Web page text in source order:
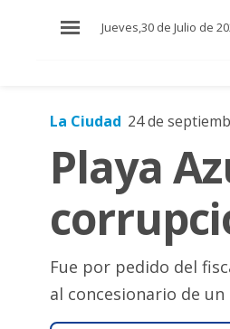
Jueves,30 de Julio de
Zona
Cultura
La Ciudad 24 de
Playa
Fue por pedido del
al concesionario de